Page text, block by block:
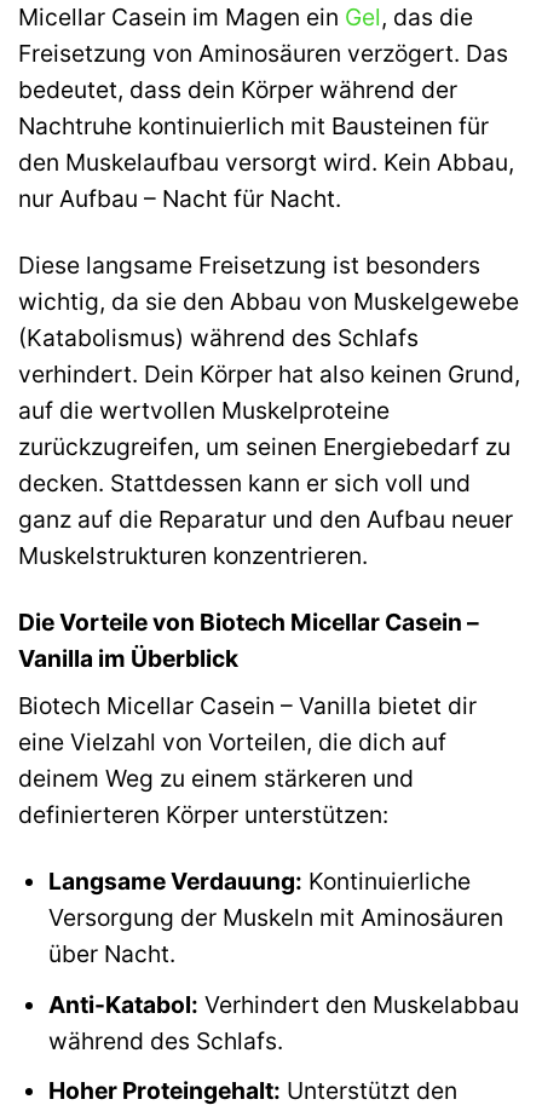
Micellar Casein im Magen ein Gel, das die
Freisetzung von Aminosäuren verzögert. Das
bedeutet, dass dein Körper während der
Nachtruhe kontinuierlich mit Bausteinen für
den Muskelaufbau versorgt wird. Kein Abbau,
nur Aufbau – Nacht für Nacht.
Diese langsame Freisetzung ist besonders
wichtig, da sie den Abbau von Muskelgewebe
(Katabolismus) während des Schlafs
verhindert. Dein Körper hat also keinen Grund,
auf die wertvollen Muskelproteine
zurückzugreifen, um seinen Energiebedarf zu
decken. Stattdessen kann er sich voll und
ganz auf die Reparatur und den Aufbau neuer
Muskelstrukturen konzentrieren.
Die Vorteile von Biotech Micellar Casein –
Vanilla im Überblick
Biotech Micellar Casein – Vanilla bietet dir
eine Vielzahl von Vorteilen, die dich auf
deinem Weg zu einem stärkeren und
definierteren Körper unterstützen:
Langsame Verdauung: Kontinuierliche
Versorgung der Muskeln mit Aminosäuren
über Nacht.
Anti-Katabol: Verhindert den Muskelabbau
während des Schlafs.
Hoher Proteingehalt: Unterstützt den